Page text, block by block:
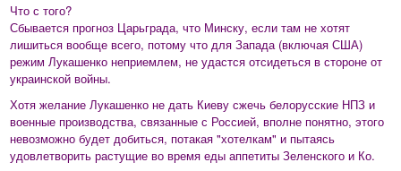
Что с того?
Сбывается прогноз Царьграда, что Минску, если там не хотят
лишиться вообще всего, потому что для Запада (включая США)
режим Лукашенко неприемлем, не удастся отсидеться в стороне от
украинской войны.
Хотя желание Лукашенко не дать Киеву сжечь белорусские НПЗ и
военные производства, связанные с Россией, вполне понятно, этого
невозможно будет добиться, потакая "хотелкам" и пытаясь
удовлетворить растущие во время еды аппетиты Зеленского и Ко.